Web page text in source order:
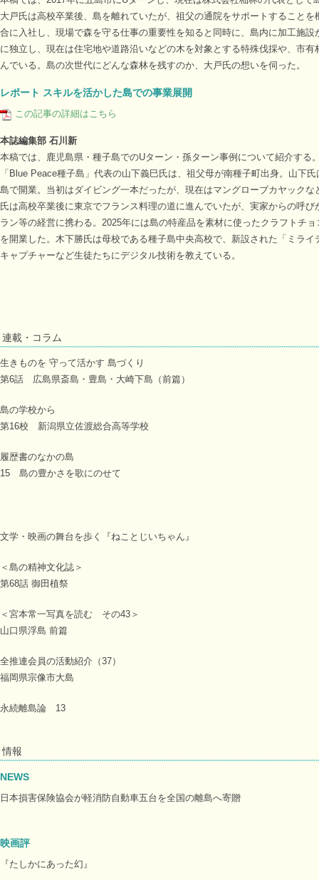
大戸氏は高校卒業後、島を離れていたが、祖父の通院をサポートすること
合に入社し、現場で森を守る仕事の重要性を知ると同時に、島内に加工施
に独立し、現在は住宅地や道路沿いなどの木を対象とする特殊伐採や、市
んでいる。島の次世代にどんな森林を残すのか、大戸氏の想いを伺った。
レポート スキルを活かした島での事業展開
この記事の詳細はこちら
本誌編集部 石川新
本稿では、鹿児島県・種子島でのUターン・孫ターン事例について紹介する
「Blue Peace種子島」代表の山下義巳氏は、祖父母が南種子町出身。山下
島で開業。当初はダイビング一本だったが、現在はマングローブカヤック
氏は高校卒業後に東京でフランス料理の道に進んでいたが、実家からの呼
ラン等の経営に携わる。2025年には島の特産品を素材に使ったクラフトチ
を開業した。木下勝氏は母校である種子島中央高校で、新設された「ミラ
キャプチャーなど生徒たちにデジタル技術を教えている。
連載・コラム
生きものを 守って活かす 島づくり
第6話 広島県斎島・豊島・大崎下島（前篇）
島の学校から
第16校 新潟県立佐渡総合高等学校
履歴書のなかの島
15 島の豊かさを歌にのせて
文学・映画の舞台を歩く『ねことじいちゃん』
＜島の精神文化誌＞
第68話 御田植祭
＜宮本常一写真を読む その43＞
山口県浮島 前篇
全推連会員の活動紹介（37）
福岡県宗像市大島
永続離島論 13
情報
NEWS
日本損害保険協会が軽消防自動車五台を全国の離島へ寄贈
映画評
『たしかにあった幻』